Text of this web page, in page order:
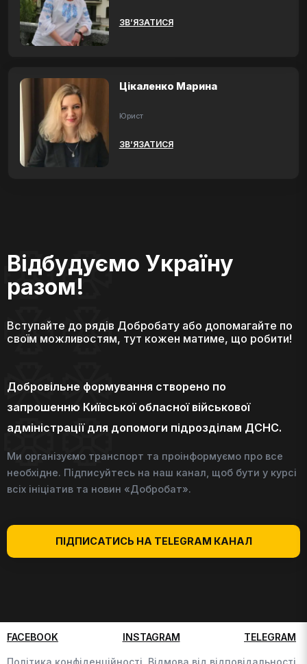
ЗВ’ЯЗАТИСЯ
Цікаленко Марина
Юрист
ЗВ’ЯЗАТИСЯ
Відбудуємо Україну
разом!
Вступайте до рядів Добробату або допомагайте по
своїм можливостям, тут кожен матиме, що робити!
Добровільне формування створено по
запрошенню Київської обласної військової
адміністрації для допомоги підрозділам ДСНС.
Ми організуємо транспорт та проінформуємо про все
необхідне. Підписуйтесь на наш канал, щоб бути у курсі
всіх ініціатив та новин «Добробат».
ПІДПИСАТИСЬ НА TELEGRAM КАНАЛ
FACEBOOK INSTAGRAM TELEGRAM
Політика конфіденційності, Відмова від відповідальності